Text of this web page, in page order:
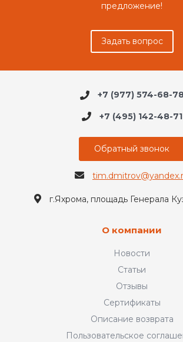
предложение!
Задать вопрос
+7 (977) 574-68-
+7 (495) 142-48-71
Обратный звонок
г.Яхрома, площадь Генерала
О компании
Новости
Статьи
Отзывы
Сертификаты
Описание возврата
Пользовательское